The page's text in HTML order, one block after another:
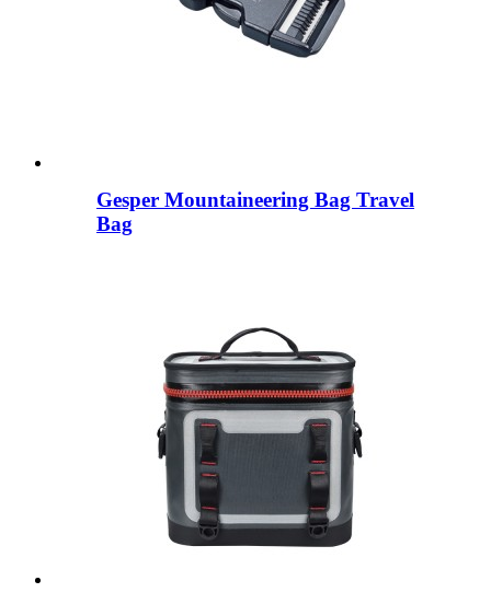
Gesper Mountaineering Bag Travel
Bag